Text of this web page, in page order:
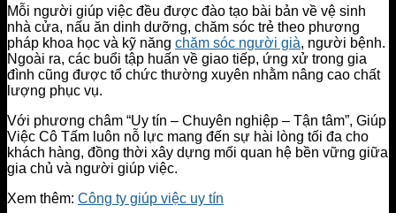
Mỗi người giúp việc đều được đào tạo bài bản về vệ sinh
nhà cửa, nấu ăn dinh dưỡng, chăm sóc trẻ theo phương
pháp khoa học và kỹ năng chăm sóc người già, người bệnh.
Ngoài ra, các buổi tập huấn về giao tiếp, ứng xử trong gia
đình cũng được tổ chức thường xuyên nhằm nâng cao chất
lượng phục vụ.
Với phương châm “Uy tín – Chuyên nghiệp – Tận tâm”, Giúp
Việc Cô Tấm luôn nỗ lực mang đến sự hài lòng tối đa cho
khách hàng, đồng thời xây dựng mối quan hệ bền vững giữa
gia chủ và người giúp việc.
Xem thêm: Công ty giúp việc uy tín